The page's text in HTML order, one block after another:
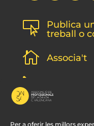
Per a oferir les millors

Publica
treball o
 Associa't
l